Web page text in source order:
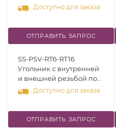
45°, [R (RT) 1/4" - R (RT) 1/2"],
нерж.сталь 316
Доступно для заказа
ОТПРАВИТЬ ЗАПРОС
SS-PSV-RT6-RT16
Угольник с внутренней
и внешней резьбой под
45°, [R (RT) 3/8" - R (RT) 1"],
нерж.сталь 316
Доступно для заказа
ОТПРАВИТЬ ЗАПРОС